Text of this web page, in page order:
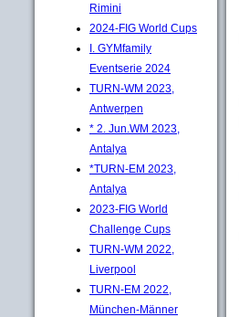
Rimini
2024-FIG World Cups
I. GYMfamily
Eventserie 2024
TURN-WM 2023,
Antwerpen
* 2. Jun.WM 2023,
Antalya
*TURN-EM 2023,
Antalya
2023-FIG World
Challenge Cups
TURN-WM 2022,
Liverpool
TURN-EM 2022,
München-Männer